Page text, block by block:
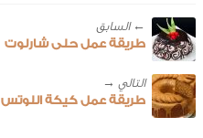
← ‎السابق
طريقة عمل حلى شارلوت
طريقة عمل كيكة اللوتس